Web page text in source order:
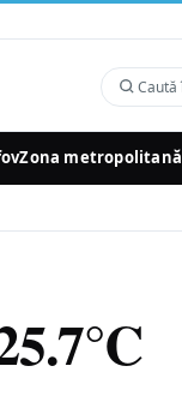
Caută
în
Ilfov
Zona metropolitană